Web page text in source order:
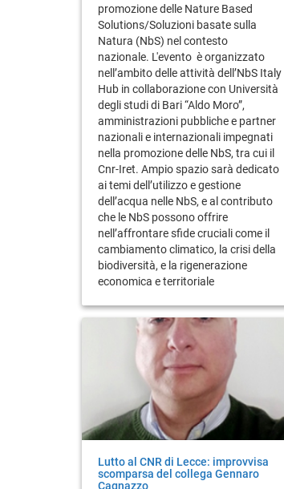
promozione delle Nature Based
Solutions/Soluzioni basate sulla
Natura (NbS) nel contesto
nazionale. L'evento è organizzato
nell’ambito delle attività dell’NbS Italy
Hub in collaborazione con Università
degli studi di Bari “Aldo Moro”,
amministrazioni pubbliche e partner
nazionali e internazionali impegnati
nella promozione delle NbS, tra cui il
Cnr-Iret. Ampio spazio sarà dedicato
ai temi dell’utilizzo e gestione
dell’acqua nelle NbS, e al contributo
che le NbS possono offrire
nell’affrontare sfide cruciali come il
cambiamento climatico, la crisi della
biodiversità, e la rigenerazione
economica e territoriale
Lutto al CNR di Lecce: improvvisa
scomparsa del collega Gennaro
Cagnazzo